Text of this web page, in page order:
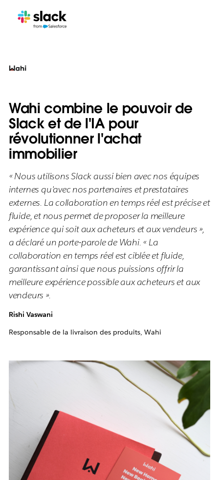
Wahi combine le pouvoir de
Slack et de l'IA pour
révolutionner l'achat
immobilier
« Nous utilisons Slack aussi bien avec nos équipes
internes qu'avec nos partenaires et prestataires
externes. La collaboration en temps réel est précise et
fluide, et nous permet de proposer la meilleure
expérience qui soit aux acheteurs et aux vendeurs »,
a déclaré un porte-parole de Wahi. « La
collaboration en temps réel est ciblée et fluide,
garantissant ainsi que nous puissions offrir la
meilleure expérience possible aux acheteurs et aux
vendeurs ».
Rishi Vaswani
Responsable de la livraison des produits, Wahi